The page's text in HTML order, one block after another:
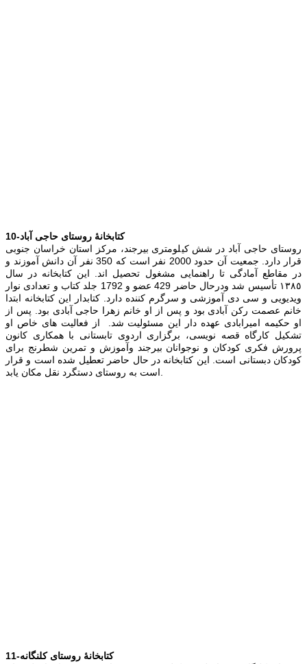
10-کتابخانۀ روستای حاجی آباد
روستای حاجی آباد در شش كيلومتری بيرجند، مركز استان خراسان جنوبی
قرار دارد. جمعیت آن حدود 2000 نفر است كه 350 نفر آن دانش آموزند و
در مقاطع آمادگی تا راهنمایی مشغول تحص‍یل اند. این كتابخانه در سال
١٣٨٥ تأسیس شد ودرحال حاضر 429 عضو و 1792 جلد كتاب و تعدادی نوار
ویدیویی و سی دی آموزشی و سرگرم كننده دارد. كتابدار این كتابخانه ابتدا
خانم عصمت رکن آبادی بود و پس از او خانم زهرا حاجی آبادی بود. پس از
او حکیمه امیرابادی عهده دار این مسئولیت شد. از فعالیت های خاص او
تشكیل كارگاه قصه نویسی، برگزاری اردوی تابستانی با همكاری كانون
پرورش فكری كودكان و نوجوانان بیرجند وآموزش و تمرین شطرنج برای
كودكان دبستانی است. این کتابخانه در حال حاضر تعطیل شده است و قرار
11-کتابخانۀ روستای کلنگانه